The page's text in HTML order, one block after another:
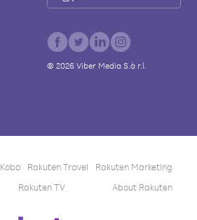
© 2026Viber Media S.à r.l.
Rakuten Travel
Rakuten Marketing
Rakuten TV About Rakuten